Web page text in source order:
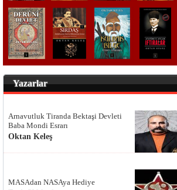
Yazarlar
Arnavutluk Tiranda Bektaşi Devleti
Baba Mondi Esrarı
Oktan Keleş
MASAdan NASAya Hediye